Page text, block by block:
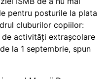
pentru posturile la plata
cluburilor copiilor:
activități extrașcolare
la 1 septembrie, spun